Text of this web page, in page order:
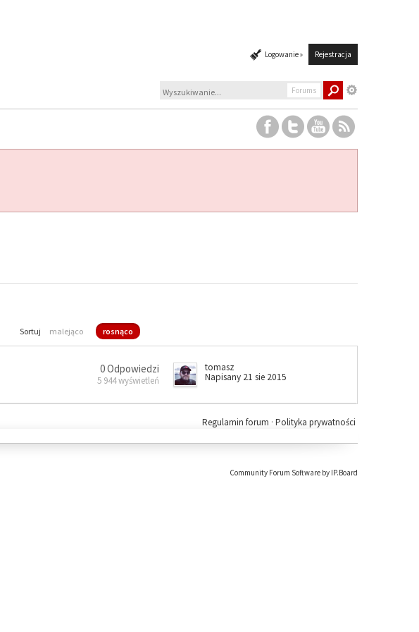
Logowanie » Rejestracja
Forums
Sortuj malejąco rosnąco
0 Odpowiedzi
5 944 wyświetleń
tomasz
Napisany 21 sie 2015
Polityka prywatności
Regulamin forum ·
Community Forum Software by IP.Board